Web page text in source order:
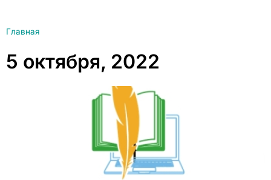
Главная
5 октября, 2022